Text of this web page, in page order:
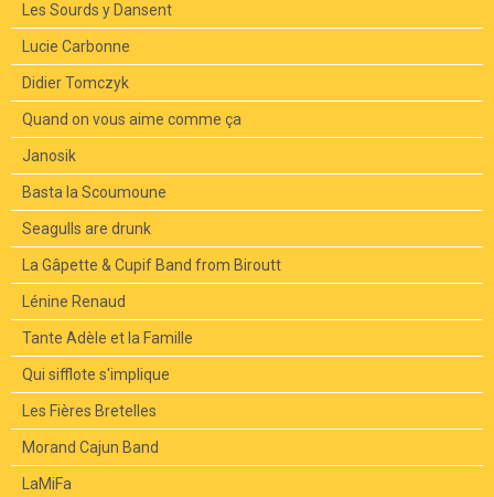
Les Sourds y Dansent
Lucie Carbonne
Didier Tomczyk
Quand on vous aime comme ça
Janosik
Basta la Scoumoune
Seagulls are drunk
La Gâpette & Cupif Band from Biroutt
Lénine Renaud
Tante Adèle et la Famille
Qui sifflote s'implique
Les Fières Bretelles
Morand Cajun Band
LaMiFa